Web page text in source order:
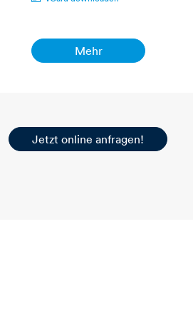
Mehr
Jetzt online anfragen!​​​​​​​